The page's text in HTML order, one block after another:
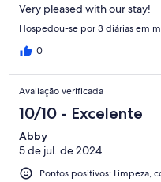
Very pleased with our stay!
Hospedou-se por 3 diárias em
0
Avaliação verificada
10/10 - Excelente
Abby
5 de jul. de 2024
Pontos positivos: Limpeza,